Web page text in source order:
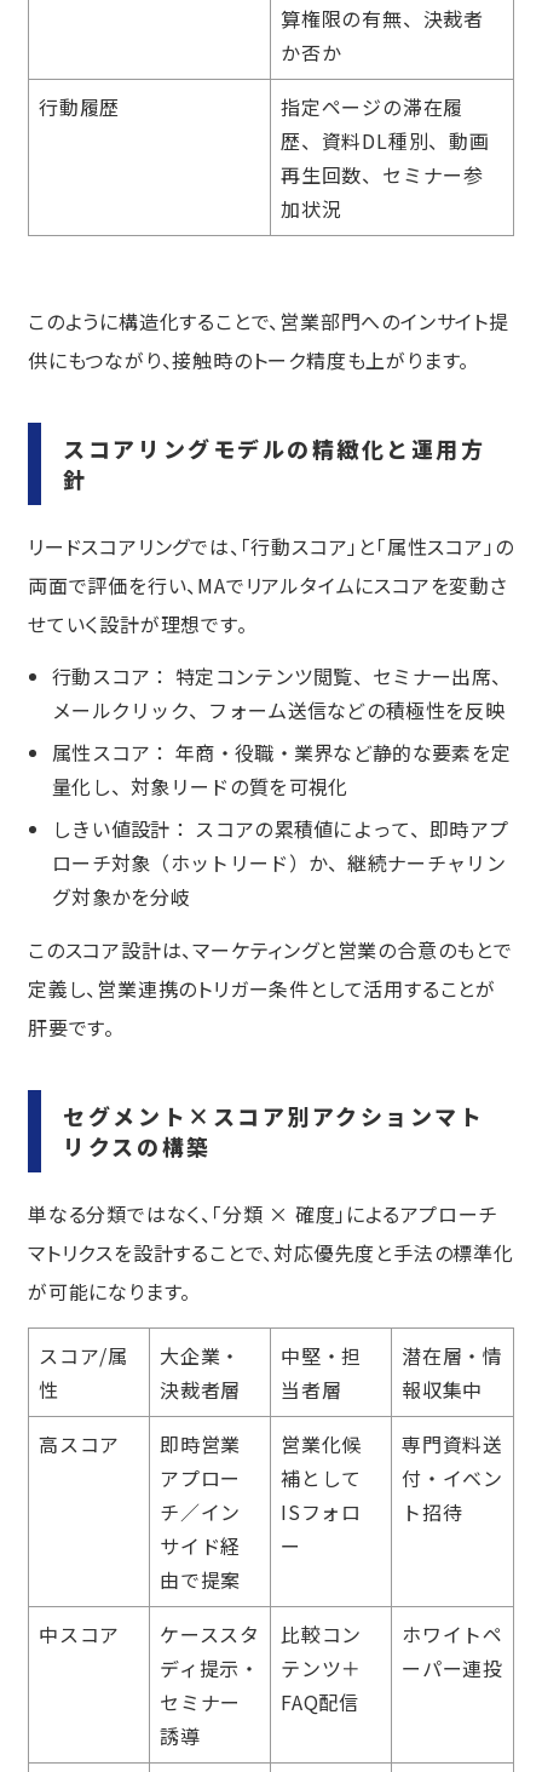
算権限の有無、決裁者
か否か
行動履歴
指定ページの滞在履
歴、資料DL種別、動画
再生回数、セミナー参
加状況
このように構造化することで、営業部門へのインサイト提
供にもつながり、接触時のトーク精度も上がります。
スコアリングモデルの精緻化と運用方
針
リードスコアリングでは、「行動スコア」と「属性スコア」の
両面で評価を行い、MAでリアルタイムにスコアを変動さ
せていく設計が理想です。
行動スコア： 特定コンテンツ閲覧、セミナー出席、
メールクリック、フォーム送信などの積極性を反映
属性スコア： 年商・役職・業界など静的な要素を定
量化し、対象リードの質を可視化
しきい値設計： スコアの累積値によって、即時アプ
ローチ対象（ホットリード）か、継続ナーチャリン
グ対象かを分岐
このスコア設計は、マーケティングと営業の合意のもとで
定義し、営業連携のトリガー条件として活用することが
肝要です。
セグメント×スコア別アクションマト
リクスの構築
単なる分類ではなく、「分類 × 確度」によるアプローチ
マトリクスを設計することで、対応優先度と手法の標準化
が可能になります。
スコア/属
性
大企業・
決裁者層
中堅・担
当者層
潜在層・情
報収集中
高スコア
即時営業
アプロー
チ／イン
サイド経
由で提案
営業化候
補として
ISフォロ
ー
専門資料送
付・イベン
ト招待
中スコア
ケーススタ
ディ提示・
セミナー
誘導
比較コン
テンツ＋
FAQ配信
ホワイトペ
ーパー連投